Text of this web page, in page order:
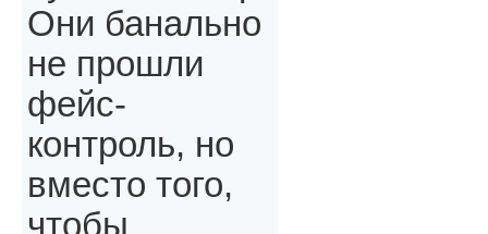
Они банально
не прошли
фейс-
контроль, но
вместо того,
чтобы